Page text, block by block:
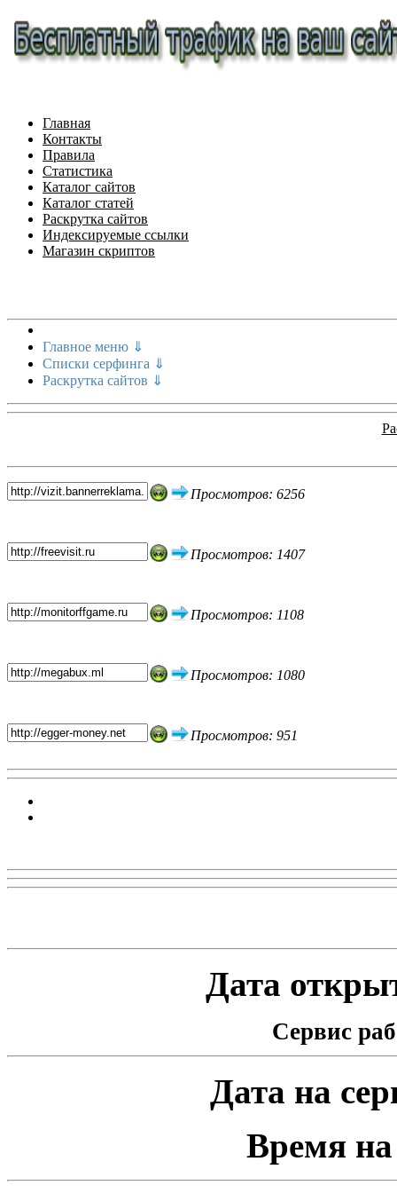
Главная
Контакты
Правила
Статистика
Каталог сайтов
Каталог статей
Раскрутка сайтов
Индексируемые ссылки
Магазин скриптов
Главное меню ⇓
Списки серфинга ⇓
Раскрутка сайтов ⇓
Просмотров: 6256
Просмотров: 1407
Просмотров: 1108
Просмотров: 1080
Просмотров: 951
Дата
Сервис
Дата на
Время на